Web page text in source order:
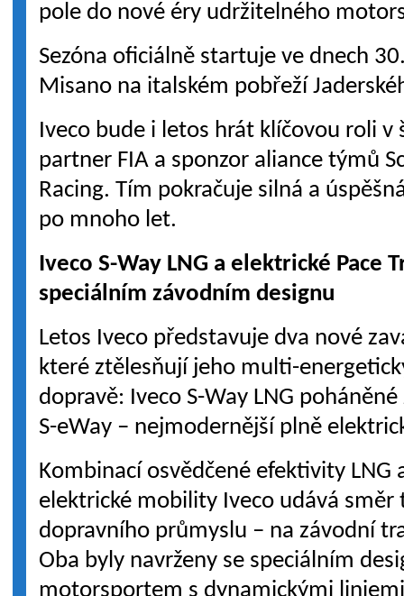
pole do nové éry udržitelného
Sezóna oficiálně startuje ve dnech
Misano na italském pobřeží
Iveco bude i letos hrát klíčovou roli
partner FIA a sponzor aliance týmů
Racing. Tím pokračuje silná a
po mnoho let.
Iveco S-Way LNG a elektrické Pace
speciálním závodním designu
Letos Iveco představuje dva nové
které ztělesňují jeho multi-
dopravě: Iveco S-Way LNG
S-eWay – nejmodernější plně
Kombinací osvědčené efektivity LNG
elektrické mobility Iveco udává směr
dopravního průmyslu – na závodní
Oba byly navrženy se speciálním
motorsportem s dynamickými